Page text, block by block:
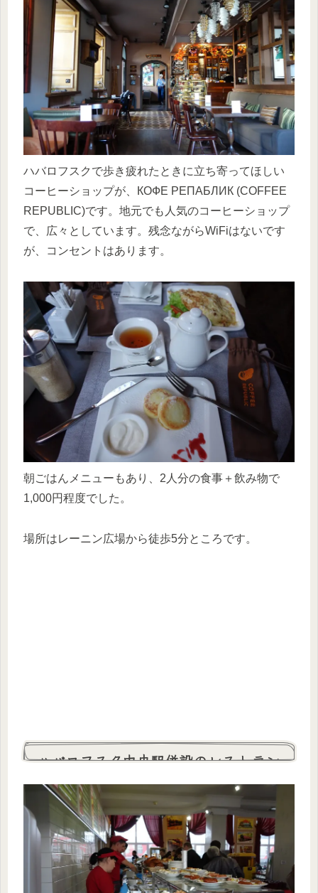
ハバロフスクで歩き疲れたときに立ち寄ってほしい
コーヒーショップが、КОФЕ РЕПАБЛИК (COFFEE
REPUBLIC)です。地元でも人気のコーヒーショップ
で、広々としています。残念ながらWiFiはないです
が、コンセントはあります。
朝ごはんメニューもあり、2人分の食事＋飲み物で
1,000円程度でした。
場所はレーニン広場から徒歩5分ところです。
ハバロフスク中央駅併設のレストラン